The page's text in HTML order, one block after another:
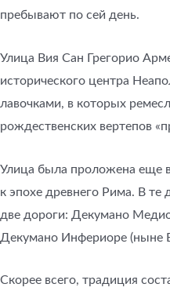
пребывают по сей день.
Улица Вия Сан Грегорио
исторического центра
лавочками, в которых
рождественских вертепов
Улица была проложена еще
к эпохе древнего Рима. В те
две дороги: Декумано
Декумано Инфериоре (ныне
Скорее всего, традиция